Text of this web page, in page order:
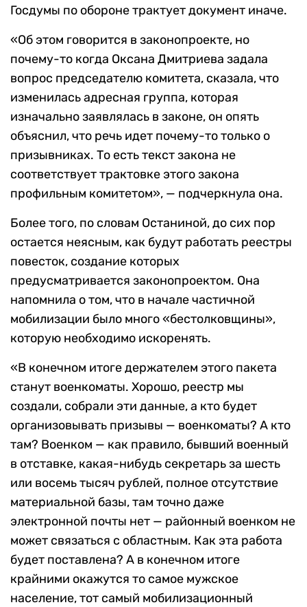
Госдумы по обороне трактует документ иначе.
«Об этом говорится в законопроекте, но
почему-то когда Оксана Дмитриева задала
вопрос председателю комитета, сказала, что
изменилась адресная группа, которая
изначально заявлялась в законе, он опять
объяснил, что речь идет почему-то только о
призывниках. То есть текст закона не
соответствует трактовке этого закона
профильным комитетом», — подчеркнула она.
Более того, по словам Останиной, до сих пор
остается неясным, как будут работать реестры
повесток, создание которых
предусматривается законопроектом. Она
напомнила о том, что в начале частичной
мобилизации было много «бестолковщины»,
которую необходимо искоренять.
«В конечном итоге держателем этого пакета
станут военкоматы. Хорошо, реестр мы
создали, собрали эти данные, а кто будет
организовывать призывы — военкоматы? А кто
там? Военком — как правило, бывший военный
в отставке, какая-нибудь секретарь за шесть
или восемь тысяч рублей, полное отсутствие
материальной базы, там точно даже
электронной почты нет — районный военком не
может связаться с областным. Как эта работа
будет поставлена? А в конечном итоге
крайними окажутся то самое мужское
население, тот самый мобилизационный